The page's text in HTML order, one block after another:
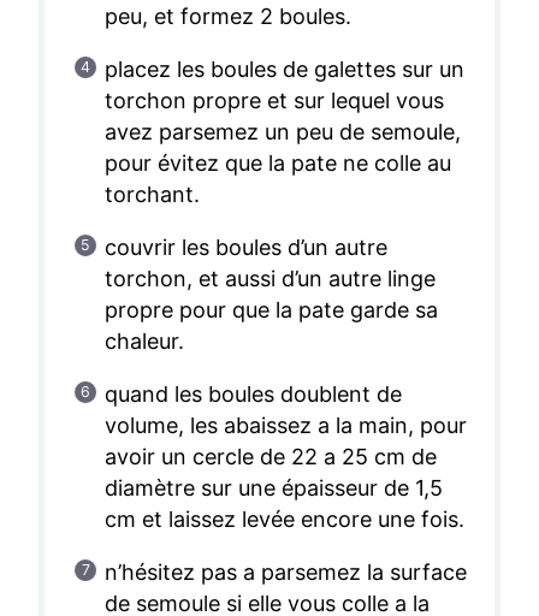
peu, et formez 2 boules.
placez les boules de galettes sur un
torchon propre et sur lequel vous
avez parsemez un peu de semoule,
pour évitez que la pate ne colle au
torchant.
couvrir les boules d’un autre
torchon, et aussi d’un autre linge
propre pour que la pate garde sa
chaleur.
quand les boules doublent de
volume, les abaissez a la main, pour
avoir un cercle de 22 a 25 cm de
diamètre sur une épaisseur de 1,5
cm et laissez levée encore une fois.
n’hésitez pas a parsemez la surface
de semoule si elle vous colle a la